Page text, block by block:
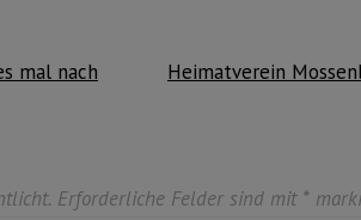
mal nach
Heimatverein
Erforderliche Felder sind mit *